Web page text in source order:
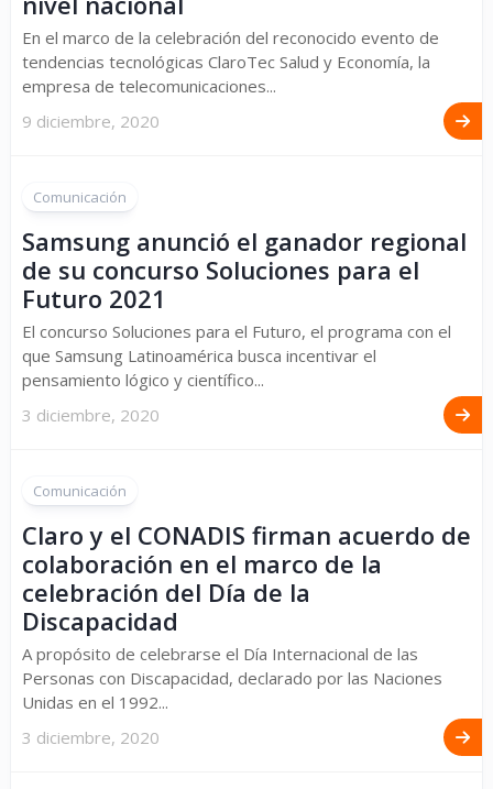
En el marco de la celebración del reconocido evento de
tendencias tecnológicas ClaroTec Salud y Economía, la
empresa de telecomunicaciones...
9 diciembre, 2020
Comunicación
Samsung anunció el ganador regional
de su concurso Soluciones para el
Futuro 2021
El concurso Soluciones para el Futuro, el programa con el
que Samsung Latinoamérica busca incentivar el
pensamiento lógico y científico...
3 diciembre, 2020
Comunicación
Claro y el CONADIS firman acuerdo de
colaboración en el marco de la
celebración del Día de la
Discapacidad
A propósito de celebrarse el Día Internacional de las
Personas con Discapacidad, declarado por las Naciones
Unidas en el 1992...
3 diciembre, 2020